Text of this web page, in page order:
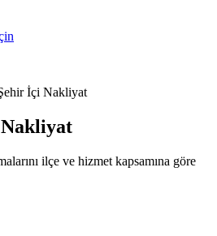
İçi Nakliyat
ilçe ve hizmet kapsamına göre